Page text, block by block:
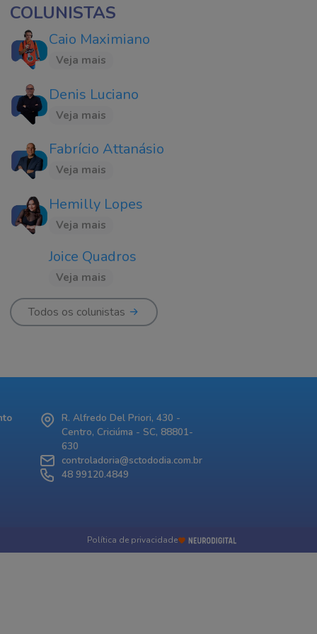
COLUNISTAS
Caio Maximiano
Veja mais
Denis Luciano
Veja mais
Fabrício Attanásio
Veja mais
Hemilly Lopes
Veja mais
Joice Quadros
Veja mais
Todos os colunistas
R. Alfredo Del Priori, 430 -
Centro, Criciúma - SC, 88801-
630
controladoria@sctododia.com.br
48 99120.4849
Política de privacidade